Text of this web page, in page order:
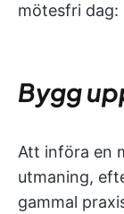
mötesfri dag:
Bygg
Att införa en
utmaning,
gammal